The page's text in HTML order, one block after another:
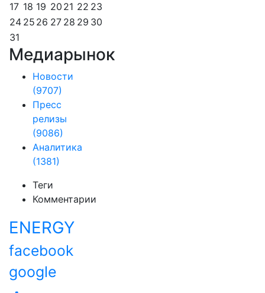
17 18 19 20 21 22 23
24 25 26 27 28 29 30
31
Медиарынок
Новости
(9707)
Пресс
релизы
(9086)
Аналитика
(1381)
Теги
Комментарии
ENERGY
facebook
google